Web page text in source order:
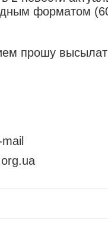
форматом
прошу